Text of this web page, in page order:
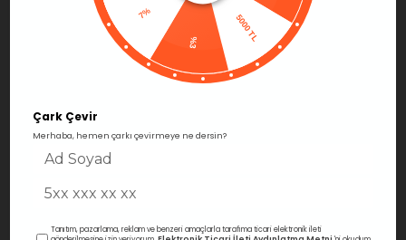
5000 TL
%3
7%
Çark Çevir
Merhaba, hemen çarkı çevirmeye ne dersin?
Tanıtım, pazarlama, reklam ve benzeri amaçlarla tarafıma ticari elektronik ileti